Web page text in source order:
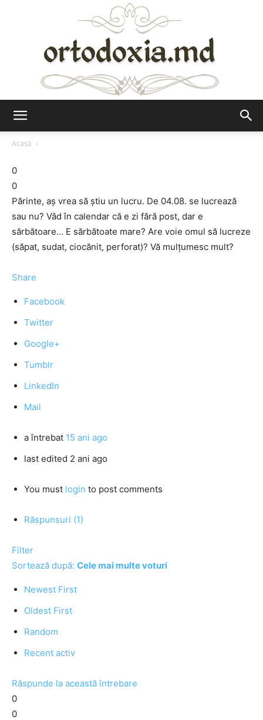
Acasă
0
0
Părinte, aş vrea să ştiu un lucru. De 04.08. se lucrează
sau nu? Văd în calendar că e zi fără post, dar e
sărbătoare… E sărbătoate mare? Are voie omul să lucreze
(săpat, sudat, ciocănit, perforat)? Vă mulţumesc mult?
Share
Facebook
Twitter
Google+
Tumblr
LinkedIn
Mail
a întrebat 15 ani ago
last edited 2 ani ago
You must login to post comments
Răspunsuri (1)
Filter
Sortează după: Cele mai multe voturi
Newest First
Oldest First
Random
Recent activ
Răspunde la această întrebare
0
0